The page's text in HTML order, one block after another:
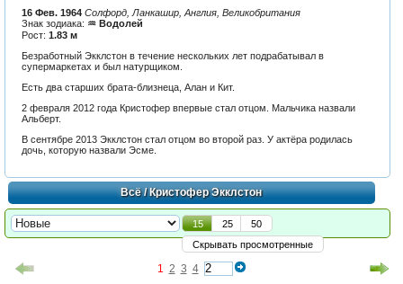
16 Фев. 1964 Солфорд, Ланкашир, Англия, Великобритания
Знак зодиака: ♒ Водолей
Рост: 1.83 м
Безработный Экклстон в течение нескольких лет подрабатывал в
супермаркетах и был натурщиком.
Есть два старших брата-близнеца, Алан и Кит.
2 февраля 2012 года Кристофер впервые стал отцом. Мальчика назвали
Альберт.
В сентябре 2013 Экклстон стал отцом во второй раз. У актёра родилась
дочь, которую назвали Эсме.
Всё/ Кристофер Экклстон
15 25
50
Скрывать просмотренные
1 2 3 4